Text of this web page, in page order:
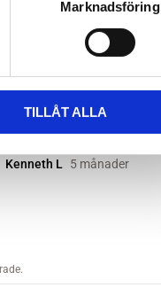
Marknadsföring
TILLÅT ALLA